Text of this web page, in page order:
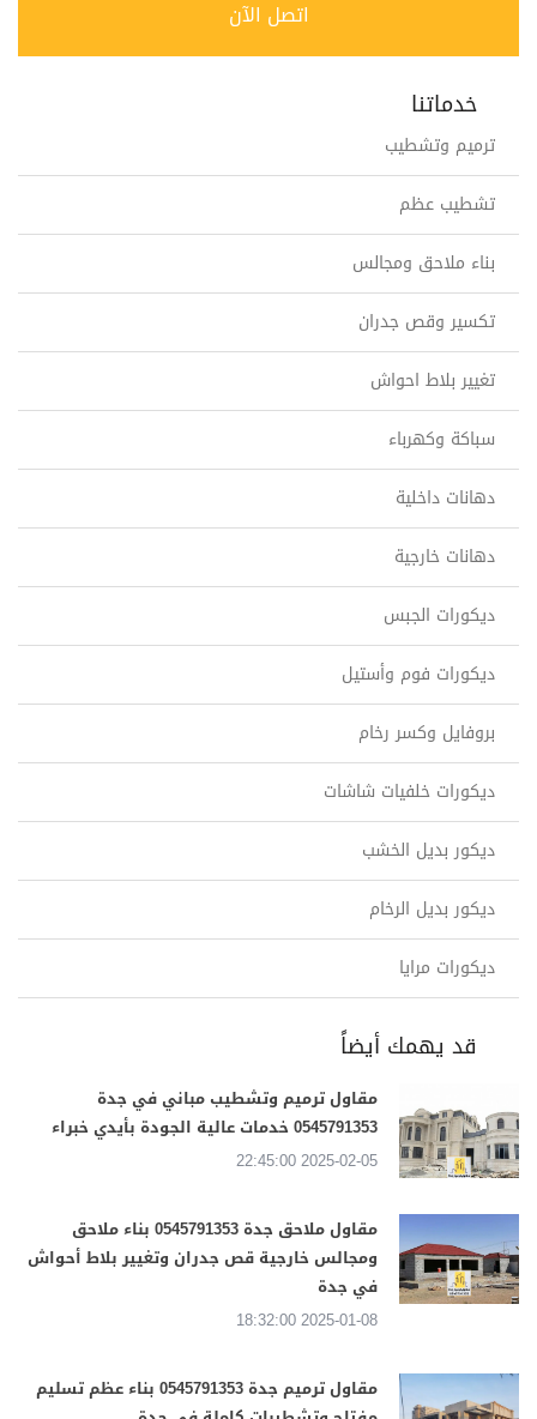
اتصل الآن
خدماتنا
ترميم وتشطيب
تشطيب عظم
بناء ملاحق ومجالس
تكسير وقص جدران
تغيير بلاط احواش
سباكة وكهرباء
دهانات داخلية
دهانات خارجية
ديكورات الجبس
ديكورات فوم وأستيل
بروفايل وكسر رخام
ديكورات خلفيات شاشات
ديكور بديل الخشب
ديكور بديل الرخام
ديكورات مرايا
قد يهمك أيضاً
مقاول ترميم وتشطيب مباني في جدة
0545791353 خدمات عالية الجودة بأيدي خبراء
2025-02-05 22:45:00
مقاول ملاحق جدة 0545791353 بناء ملاحق
ومجالس خارجية قص جدران وتغيير بلاط أحواش
في جدة
2025-01-08 18:32:00
مقاول ترميم جدة 0545791353 بناء عظم تسليم